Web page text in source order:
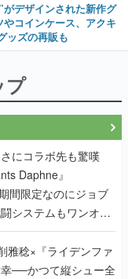
がデザインされた新作グ
コインケース、アクキ
ッズの再販も
プ
にコラボ先も驚嘆
Daphne』
間限定なのにジョブ
システムもワンオフ
両ディレクターに聞
雅稔×『ライデンファ
──かつて縦シュー全